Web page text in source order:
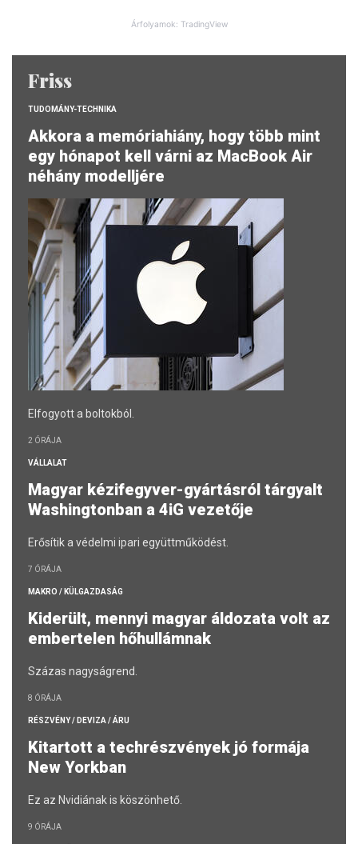
Árfolyamok: TradingView
Friss
TUDOMÁNY-TECHNIKA
Akkora a memóriahiány, hogy több mint
egy hónapot kell várni az MacBook Air
néhány modelljére
Elfogyott a boltokból.
2 ÓRÁJA
VÁLLALAT
Magyar kézifegyver-gyártásról tárgyalt
Washingtonban a 4iG vezetője
Erősítik a védelmi ipari együttműködést.
7 ÓRÁJA
MAKRO / KÜLGAZDASÁG
Kiderült, mennyi magyar áldozata volt az
embertelen hőhullámnak
Százas nagyságrend.
8 ÓRÁJA
RÉSZVÉNY / DEVIZA / ÁRU
Kitartott a techrészvények jó formája
New Yorkban
Ez az Nvidiának is köszönhető.
9 ÓRÁJA